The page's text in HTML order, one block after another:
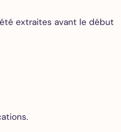
extraites avant le début